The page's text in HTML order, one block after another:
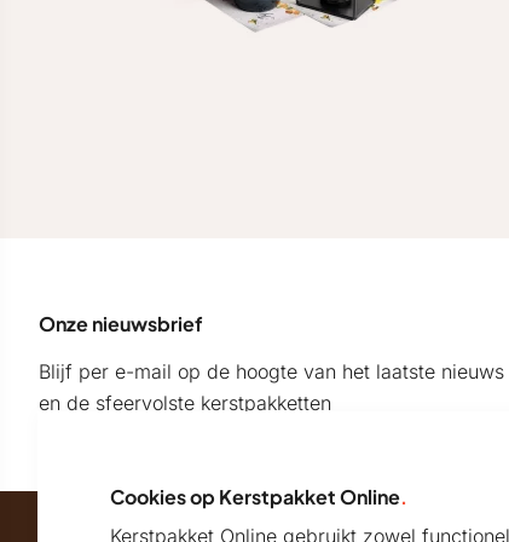
Onze nieuwsbrief
Blijf per e-mail op de hoogte van het laatste nieuws
en de sfeervolste kerstpakketten
Cookies op Kerstpakket Online.
Kerstpakket Online gebruikt zowel